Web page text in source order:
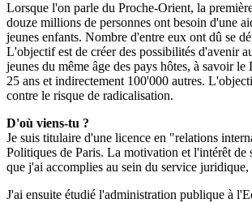
Lorsque l'on parle du Proche-Orient, la
douze millions de personnes ont besoin d'une
jeunes enfants. Nombre d'entre eux ont dû se
L'objectif est de créer des possibilités d'avenir
jeunes du même âge des pays hôtes, à savoir
25 ans et indirectement 100'000 autres.
contre le risque de radicalisation.
D'où viens-tu ?
Je suis titulaire d'une licence en "relations
Politiques de Paris. La motivation et l'intérêt de
que j'ai accomplies au sein du service
J'ai ensuite étudié l'administration publique à